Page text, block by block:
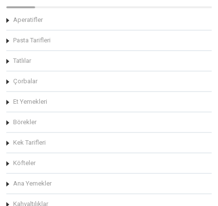
Aperatifler
Pasta Tarifleri
Tatlılar
Çorbalar
Et Yemekleri
Börekler
Kek Tarifleri
Köfteler
Ana Yemekler
Kahvaltılıklar